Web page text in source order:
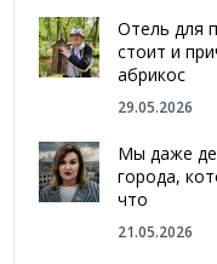
Отель для
стоит и
абрикос
29.05.2026
Мы даже
города,
что
21.05.2026